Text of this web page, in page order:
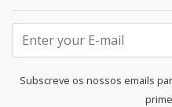
Subscreve os nossos emails